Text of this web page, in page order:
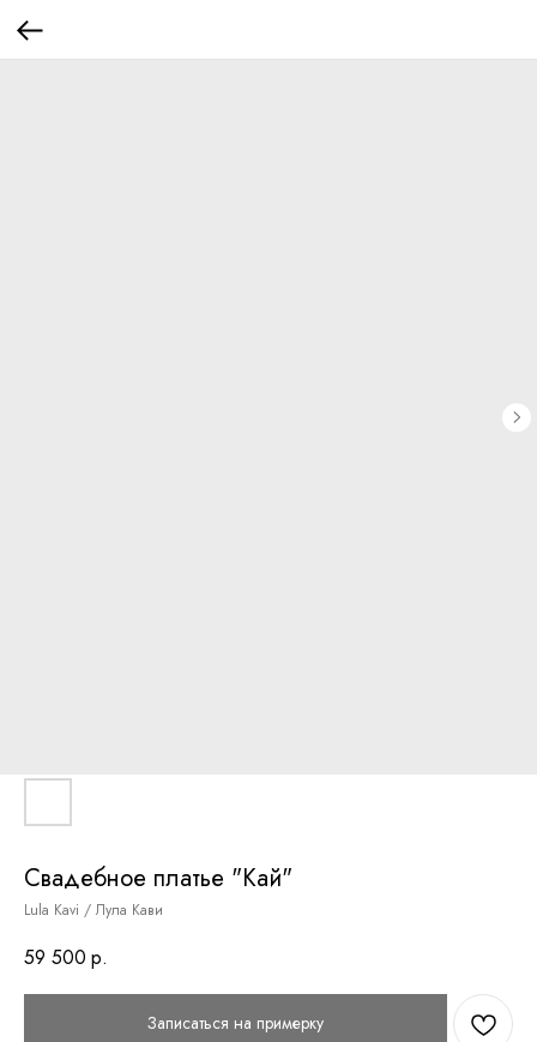
Свадебное платье "Кай"
Lula Kavi / Лула Кави
59 500 р.
Записаться на примерку